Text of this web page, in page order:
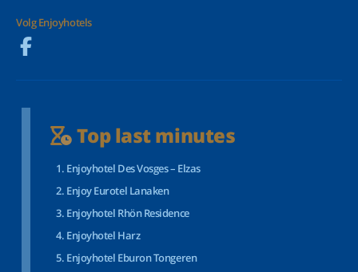
Volg Enjoyhotels
Top last minutes
Enjoyhotel Des Vosges – Elzas
Enjoy Eurotel Lanaken
Enjoyhotel Rhön Residence
Enjoyhotel Harz
Enjoyhotel Eburon Tongeren